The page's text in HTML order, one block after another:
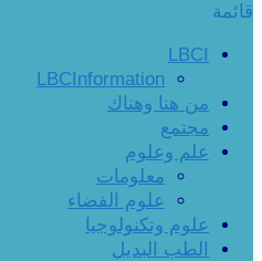
قائمة
LBCI
LBCInformation
من هنا وهناك
مجتمع
علم وعلوم
معلومات
علوم الفضاء
علوم وتكنولوجيا
الطب البديل